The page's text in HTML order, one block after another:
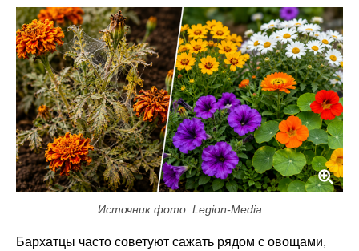
Источник фото: Legion-Media
Бархатцы часто советуют сажать рядом с овощами,